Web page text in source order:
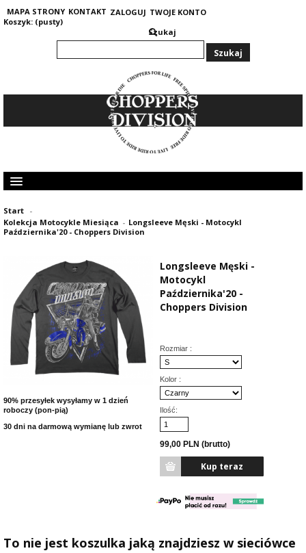
MAPA STRONY KONTAKT ZALOGUJ TWOJE KONTO
Koszyk: (pusty)
Szukaj
KOLEKCJA DAMSKA
GRUBE I CIEPŁE BLUZY 400G
Start -
Kolekcja Motocykle Miesiąca - Longsleeve Męski - Motocykl
Października'20 - Choppers Division
90% przesyłek wysyłamy w 1 dzień
roboczy (pon-pią)
30 dni na darmową wymianę lub zwrot
Longsleeve Męski -
Motocykl
Października'20 -
Choppers Division
Rozmiar :
Kolor :
Ilość:
99,00 PLN (brutto)
To nie jest koszulka jaką znajdziesz w sieciówce